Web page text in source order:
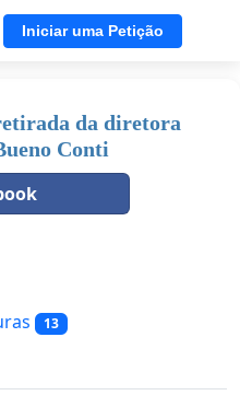
Iniciar uma Petição
da diretora
Conti
13